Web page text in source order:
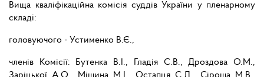
Вища кваліфікаційна комісія суддів України у пленарному
складі:
головуючого - Устименко В.Є.,
членів Комісії: Бутенка В.І., Гладія С.В., Дроздова О.М.,